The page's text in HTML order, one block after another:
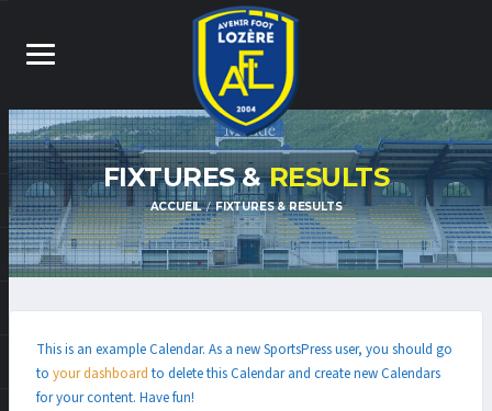
FIXTURES &RESULTS
ACCUEIL FIXTURES & RESULTS
This is an example Calendar. As a new SportsPress user, you should go
to your dashboard to delete this Calendar and create new Calendars
for your content. Have fun!